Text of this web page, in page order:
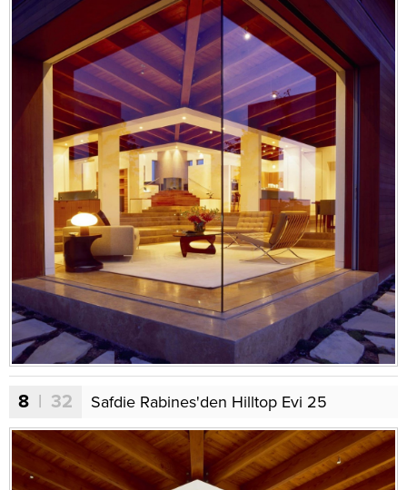
8 | 32 Safdie Rabines'den Hilltop Evi 25